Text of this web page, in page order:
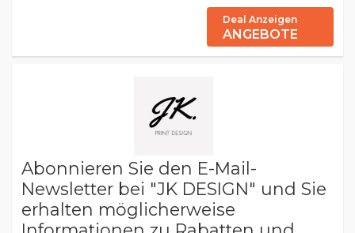
Deal Anzeigen
ANGEBOTE
Abonnieren Sie den E-Mail-
Newsletter bei "JK DESIGN" und Sie
erhalten möglicherweise